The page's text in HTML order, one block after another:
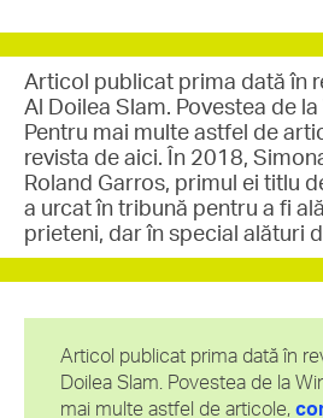
Articol publicat prima dată în
Al Doilea Slam. Povestea de
Pentru mai multe astfel de
revista de aici. În 2018,
Roland Garros, primul ei titlu
a urcat în tribună pentru a fi
prieteni, dar în special alături
Articol publicat prima dată în
Doilea Slam. Povestea de la
mai multe astfel de articole,